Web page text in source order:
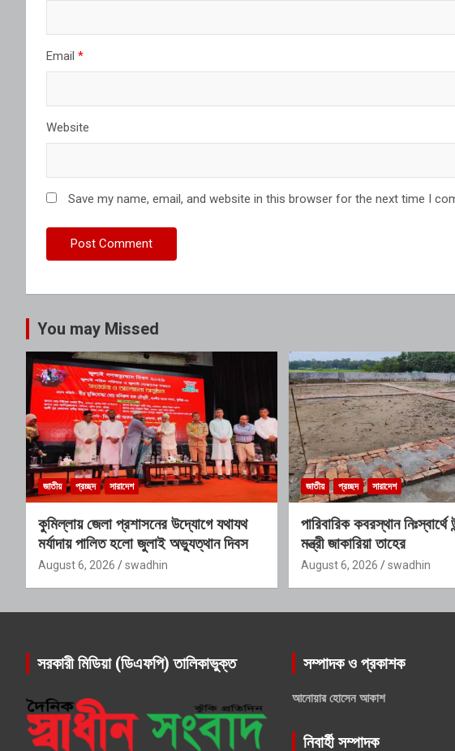
Email *
Website
Save my name, email, and website in this browser for the next time I
You may Missed
জাতীয় প্রচ্ছদ সারাদেশ
কুমিল্লায় জেলা প্রশাসনের উদ্যোগে যথাযথ
মর্যাদায় পালিত হলো জুলাই অভ্যুত্থান দিবস
August 6, 2026 swadhin
জাতীয় প্রচ্ছদ সারাদেশ
পারিবারিক কবরস্থান
মন্ত্রী জাকারিয়া তাহের
August 6, 2026 swadhin
সরকারী মিডিয়া (ডিএফপি) তালিকাভুক্ত সম্পাদক ও প্রকাশক
আনোয়ার হোসেন আকাশ
নিবার্হী সম্পাদক